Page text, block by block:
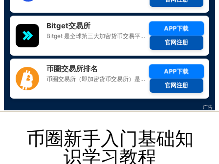
币圈新手入门基础知
识学习教程